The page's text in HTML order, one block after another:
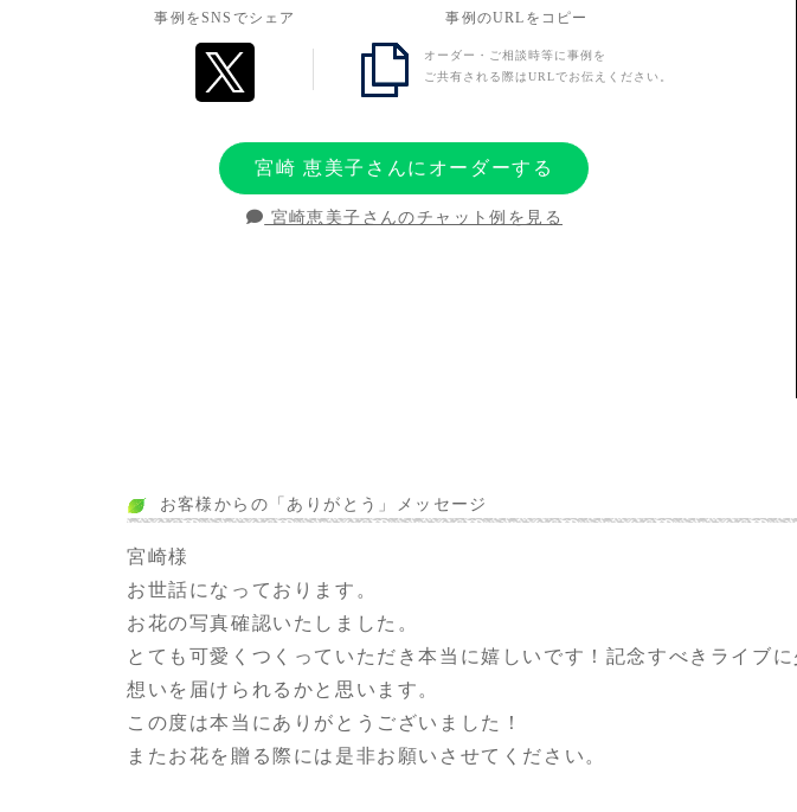
事例をSNSでシェア 事例のURLをコピー
オーダー・ご相談時等に事例を
ご共有される際はURLでお伝えください。
宮崎 恵美子さんにオーダーする
宮崎恵美子さんのチャット例を見る
お客様からの「ありがとう」メッセージ
宮崎様
お世話になっております。
お花の写真確認いたしました。
とても可愛くつくっていただき本当に嬉しいです！記念すべきライブに
想いを届けられるかと思います。
この度は本当にありがとうございました！
またお花を贈る際には是非お願いさせてください。